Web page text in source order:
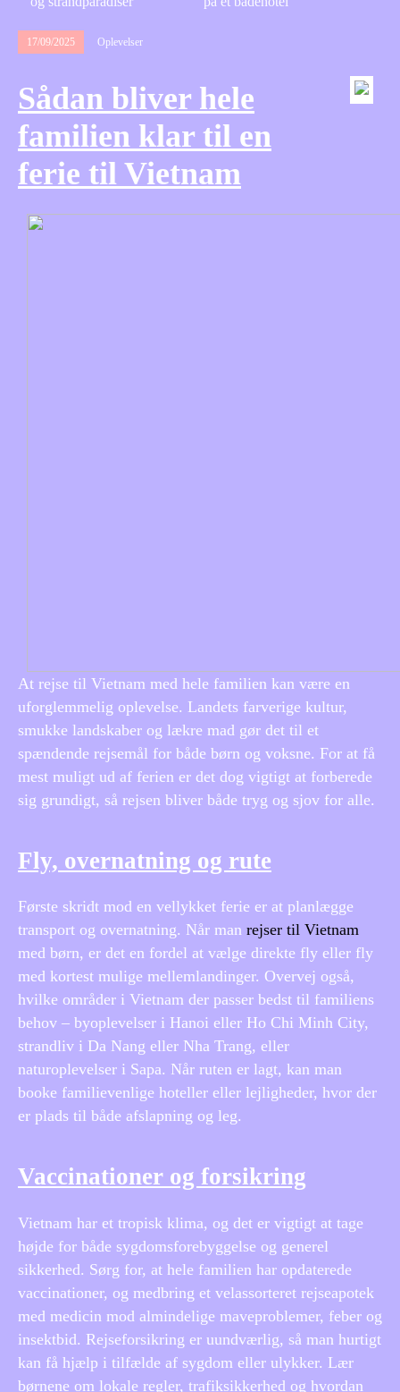
17/09/2025 Oplevelser
Sådan bliver hele
familien klar til en
ferie til Vietnam
At rejse til Vietnam med hele familien kan være en
uforglemmelig oplevelse. Landets farverige kultur,
smukke landskaber og lækre mad gør det til et
spændende rejsemål for både børn og voksne. For at få
mest muligt ud af ferien er det dog vigtigt at forberede
sig grundigt, så rejsen bliver både tryg og sjov for alle.
Fly, overnatning og rute
Første skridt mod en vellykket ferie er at planlægge
transport og overnatning. Når man rejser til Vietnam
med børn, er det en fordel at vælge direkte fly eller fly
med kortest mulige mellemlandinger. Overvej også,
hvilke områder i Vietnam der passer bedst til familiens
behov – byoplevelser i Hanoi eller Ho Chi Minh City,
strandliv i Da Nang eller Nha Trang, eller
naturoplevelser i Sapa. Når ruten er lagt, kan man
booke familievenlige hoteller eller lejligheder, hvor der
er plads til både afslapning og leg.
Vaccinationer og forsikring
Vietnam har et tropisk klima, og det er vigtigt at tage
højde for både sygdomsforebyggelse og generel
sikkerhed. Sørg for, at hele familien har opdaterede
vaccinationer, og medbring et velassorteret rejseapotek
med medicin mod almindelige maveproblemer, feber og
insektbid. Rejseforsikring er uundværlig, så man hurtigt
kan få hjælp i tilfælde af sygdom eller ulykker. Lær
børnene om lokale regler, trafiksikkerhed og hvordan